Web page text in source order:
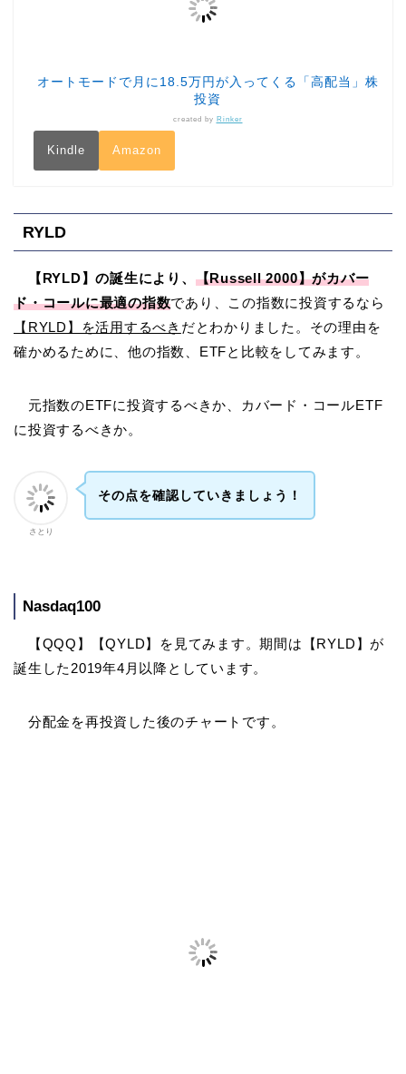
オートモードで月に18.5万円が入ってくる「高配当」株
投資
created by Rinker
Kindle Amazon
RYLD
【RYLD】の誕生により、 【Russell 2000】がカバー
ド・コールに最適の指数であり、この指数に投資するなら
【RYLD】を活用するべき だとわかりました。その理由を
確かめるために、他の指数、ETFと比較をしてみます。
元指数のETFに投資するべきか、カバード・コールETF
に投資するべきか。
さとり
その点を確認していきましょう！
Nasdaq100
【QQQ】【QYLD】を見てみます。期間は【RYLD】が
誕生した2019年4月以降としています。
分配金を再投資した後のチャートです。